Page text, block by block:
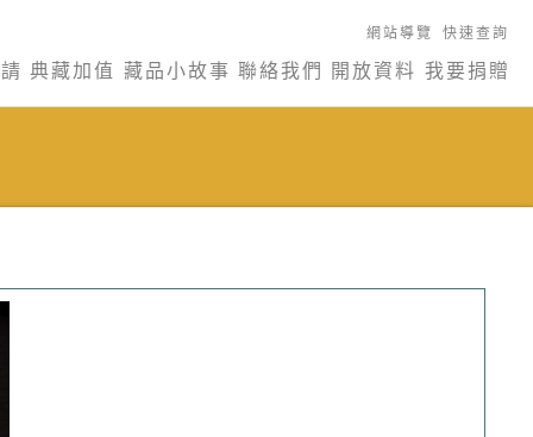
網站導覽 快速查詢
典藏加值 藏品小故事 聯絡我們 開放資料 我要捐贈